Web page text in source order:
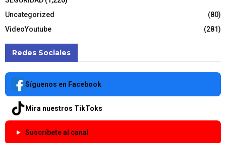
Uncategorized
(80)
VideoYoutube
(281)
Redes Sociales
Síguenos en Facebook
Mira nuestros TikToks
Suscríbete al canal